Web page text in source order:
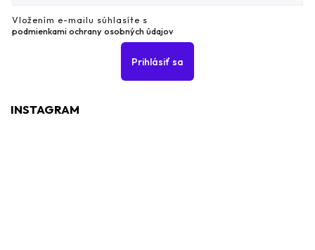
Vložením e-mailu súhlasíte s
podmienkami ochrany osobných údajov
Prihlásiť sa
INSTAGRAM